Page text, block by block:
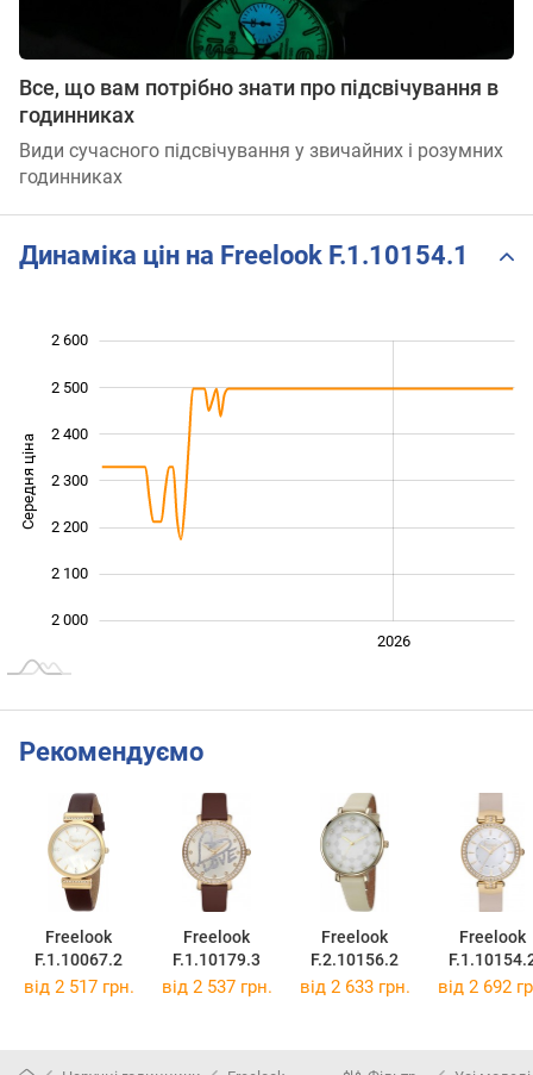
Все, що вам потрібно знати про підсвічування в
годинниках
Види сучасного підсвічування у звичайних і розумних
годинниках
Динаміка цін на Freelook F.1.10154.1
Середня ціна 2 000
2 000
2 100
2 200
2 300
2 400
2 500
2 600
2026
Рекомендуємо
Freelook
F.1.10067.2
Freelook
F.1.10179.3
Freelook
F.2.10156.2
Freelook
від 2 517 грн. від 2 537 грн. від 2 633 грн. від 2 692